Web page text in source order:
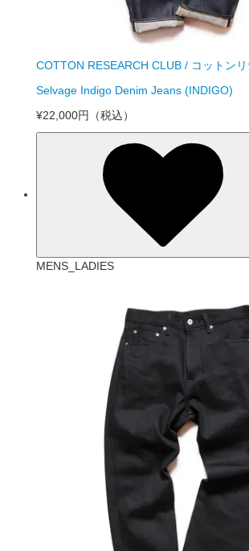
COTTON RESEARCH CLUB / コットン
Selvage Indigo Denim Jeans (INDIGO)
¥22,000円
（税込）
MENS_LADIES